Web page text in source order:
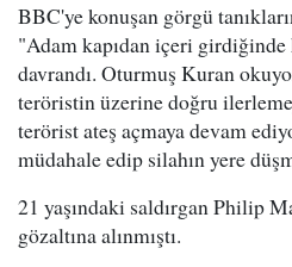
BBC'ye konuşan görgü
"Adam kapıdan içeri girdiğinde
davrandı. Oturmuş Kuran
teröristin üzerine doğru
terörist ateş açmaya devam
müdahale edip silahın yere
21 yaşındaki saldırgan Philip
gözaltına alınmıştı.